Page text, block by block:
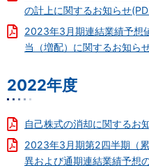
の計上に関するお知らせ
2023年3月期連結業績予想
当（増配）に関するお知ら
2022年度
自己株式の消却に関するお
2023年3月期第2四半期（
異および通期連結業績予想